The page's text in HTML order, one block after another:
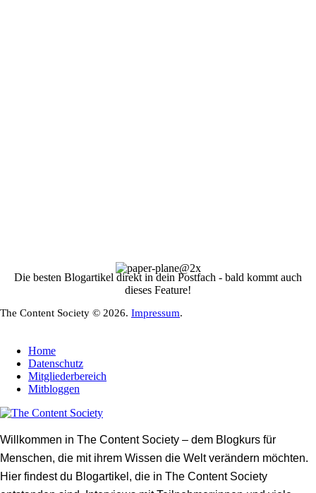
Die besten Blogartikel direkt in dein Postfach - bald kommt auch
dieses Feature!
The Content Society © 2026. Impressum.
Home
Datenschutz
Mitgliederbereich
Mitbloggen
Willkommen in The Content Society – dem Blogkurs für
Menschen, die mit ihrem Wissen die Welt verändern möchten.
Hier findest du Blogartikel, die in The Content Society